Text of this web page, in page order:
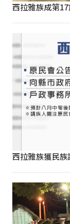
西拉雅族成第
西拉雅族獲民